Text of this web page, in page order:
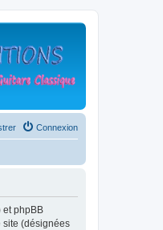
Connexion
et phpBB
site (désignées